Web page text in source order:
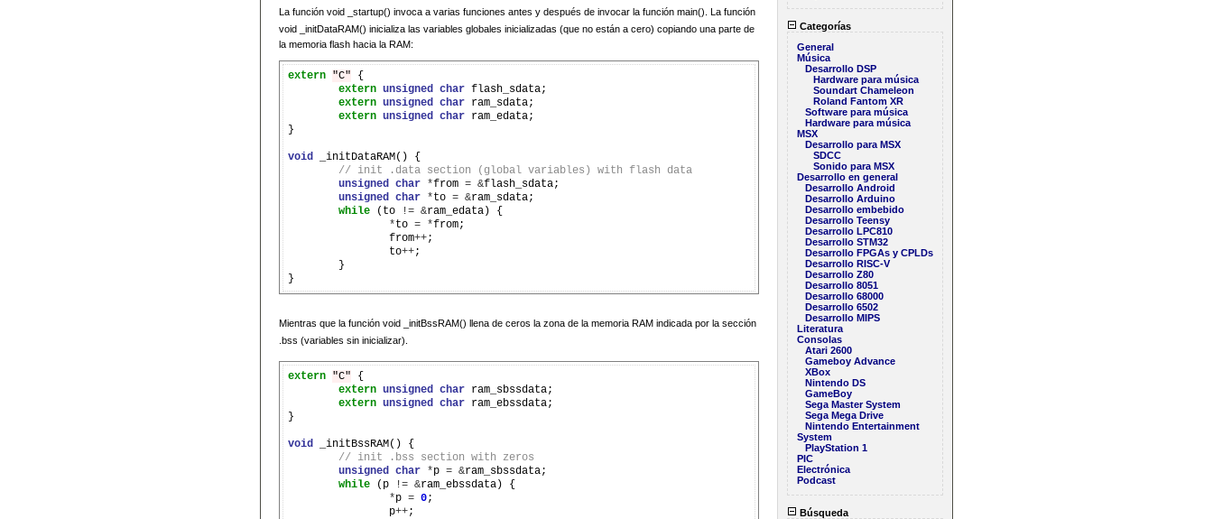
La función void _startup() invoca a varias funciones antes y después de invocar la función main(). La función
void _initDataRAM() inicializa las variables globales inicializadas (que no están a cero) copiando una parte de
la memoria flash hacia la RAM:
extern "C" {
extern unsigned char flash_sdata;
extern unsigned char ram_sdata;
extern unsigned char ram_edata;
}
void
_initDataRAM() {
// init .data section (global variables) with flash data
unsigned
char *from = &flash_sdata;
unsigned
char *to = &ram_sdata;
while (to != &ram_edata) {
*to = *from;
		from
++;
		to
++;
Mientras que la función void _initBssRAM() llena de ceros la zona de la memoria RAM indicada por la sección
.bss (variables sin inicializar).
extern "C" {
extern unsigned char ram_sbssdata;
extern unsigned char ram_ebssdata;
}
void _initBssRAM() {
// init .bss section with zeros
unsigned char *p = &ram_sbssdata;
while (p != &ram_ebssdata) {
*p = 0;
		p
++;
Categorías
General
Música
Desarrollo DSP
Hardware para música
Soundart Chameleon
Roland Fantom XR
Software para música
Hardware para música
MSX
Desarrollo para MSX
SDCC
Sonido para MSX
Desarrollo en general
Desarrollo Android
Desarrollo Arduino
Desarrollo embebido
Desarrollo Teensy
Desarrollo LPC810
Desarrollo STM32
Desarrollo FPGAs y CPLDs
Desarrollo RISC-V
Desarrollo Z80
Desarrollo 8051
Desarrollo 68000
Desarrollo 6502
Desarrollo MIPS
Literatura
Consolas
Atari 2600
Gameboy Advance
XBox
Nintendo DS
GameBoy
Sega Master System
Sega Mega Drive
Nintendo Entertainment
System
PlayStation 1
PIC
Electrónica
Podcast
Búsqueda